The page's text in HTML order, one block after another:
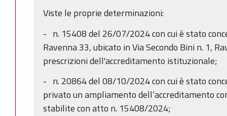
Viste le proprie determinazioni:
- n. 15408 del 26/07/2024 con cui è stato
Ravenna 33, ubicato in Via Secondo Bini n. 1,
prescrizioni dell'accreditamento istituzionale;
- n. 20864 del 08/10/2024 con cui è stato
privato un ampliamento dell’accreditamento
stabilite con atto n. 15408/2024;